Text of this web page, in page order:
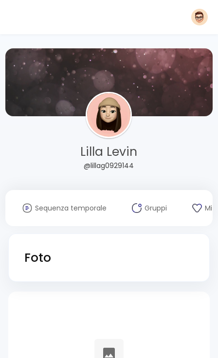
Lilla Levin
@lillag0929144
Sequenza temporale Gruppi Mi
Foto